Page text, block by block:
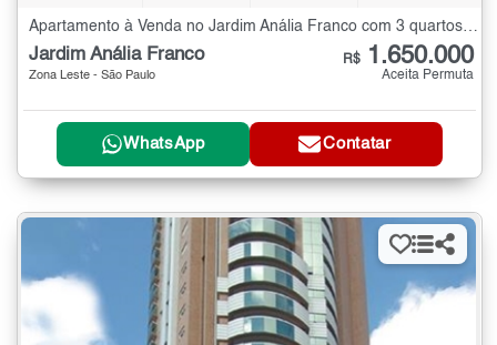
Jardim Anália Franco
Zona Leste - São Paulo
R$ 1.650.000
Aceita Permuta
WhatsApp Contatar